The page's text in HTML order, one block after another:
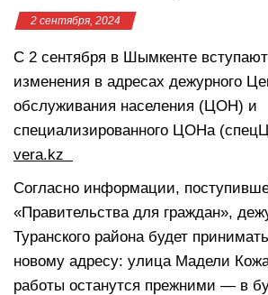
2 сентября, 2024
С 2 сентября в Шымкенте
изменения в адресах дежурного
обслуживания населения (ЦОН) и
специализированного ЦОНа
vera.kz
Согласно информации,
«Правительства для граждан»,
Туранского района будет
новому адресу: улица Мадели
работы останутся прежними — в